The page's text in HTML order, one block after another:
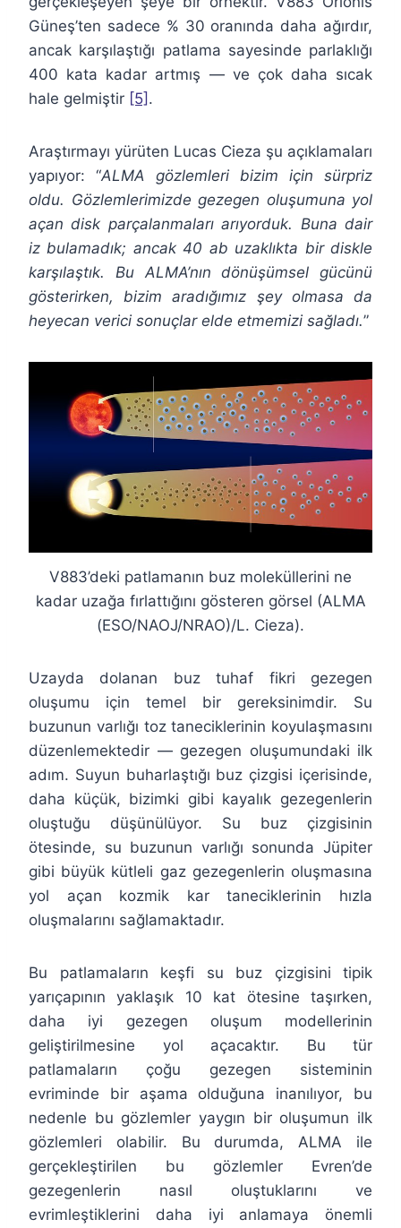
Güneş’ten sadece % 30 oranında daha ağırdır,
ancak karşılaştığı patlama sayesinde parlaklığı
400 kata kadar artmış — ve çok daha sıcak
hale gelmiştir [5] .
Araştırmayı yürüten Lucas Cieza şu açıklamaları
yapıyor: “ALMA gözlemleri bizim için sürpriz
oldu. Gözlemlerimizde gezegen oluşumuna yol
açan disk parçalanmaları arıyorduk. Buna dair
iz bulamadık; ancak 40 ab uzaklıkta bir diskle
karşılaştık. Bu ALMA’nın dönüşümsel gücünü
gösterirken, bizim aradığımız şey olmasa da
heyecan verici sonuçlar elde etmemizi sağladı.”
V883’deki patlamanın buz moleküllerini ne
kadar uzağa fırlattığını gösteren görsel (ALMA
(ESO/NAOJ/NRAO)/L. Cieza).
Uzayda dolanan buz tuhaf fikri gezegen
oluşumu için temel bir gereksinimdir. Su
buzunun varlığı toz taneciklerinin koyulaşmasını
düzenlemektedir — gezegen oluşumundaki ilk
adım. Suyun buharlaştığı buz çizgisi içerisinde,
daha küçük, bizimki gibi kayalık gezegenlerin
oluştuğu düşünülüyor. Su buz çizgisinin
ötesinde, su buzunun varlığı sonunda Jüpiter
gibi büyük kütleli gaz gezegenlerin oluşmasına
yol açan kozmik kar taneciklerinin hızla
oluşmalarını sağlamaktadır.
Bu patlamaların keşfi su buz çizgisini tipik
yarıçapının yaklaşık 10 kat ötesine taşırken,
daha iyi gezegen oluşum modellerinin
geliştirilmesine yol açacaktır. Bu tür
patlamaların çoğu gezegen sisteminin
evriminde bir aşama olduğuna inanılıyor, bu
nedenle bu gözlemler yaygın bir oluşumun ilk
gözlemleri olabilir. Bu durumda, ALMA ile
gerçekleştirilen bu gözlemler Evren’de
gezegenlerin nasıl oluştuklarını ve
evrimleştiklerini daha iyi anlamaya önemli